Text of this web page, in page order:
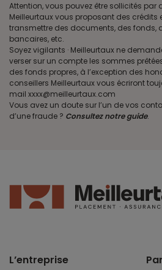
Attention, vous pouvez être sollicités par
Meilleurtaux vous proposant des
transmettre des documents, des fonds,
bancaires, etc.
Soyez vigilants · Meilleurtaux ne
verser sur un compte les sommes
des fonds propres, à l’exception des
conseillers Meilleurtaux vous écriront
mail xxxx@meilleurtaux.com
Vous avez un doute sur l’un de vos
d’une fraude ? Consultez notre guide.
L’entreprise